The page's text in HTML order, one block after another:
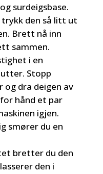
surdeigsbase.
den så litt ut
Brett nå inn
sammen.
i en
Stopp
og dra deigen av
hånd et par
igjen.
smører du en
bretter du den
den i